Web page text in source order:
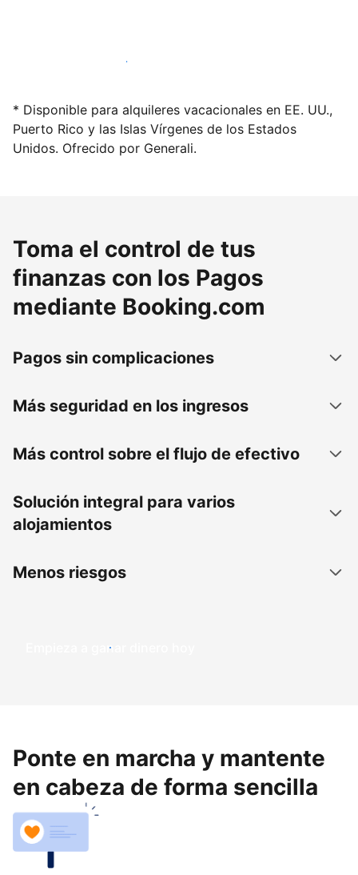
Alquila tu alojamiento hoy mismo
* Disponible para alquileres vacacionales en EE. UU.,
Puerto Rico y las Islas Vírgenes de los Estados
Unidos. Ofrecido por Generali.
Toma el control de tus
finanzas con los Pagos
mediante Booking.com
Pagos sin complicaciones
Más seguridad en los ingresos
Más control sobre el flujo de efectivo
Solución integral para varios
alojamientos
Menos riesgos
Empieza a ganar dinero hoy
Ponte en marcha y mantente
en cabeza de forma sencilla